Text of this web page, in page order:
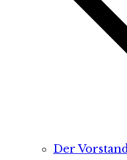
Der